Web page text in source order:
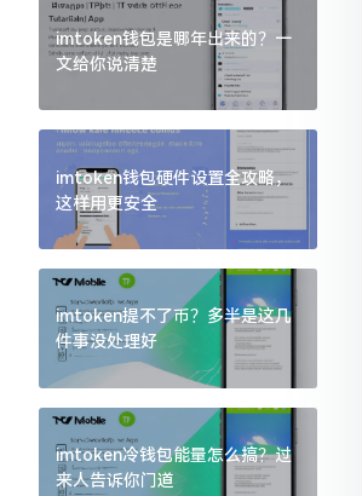
imtoken钱包是哪年出来的？一
文给你说清楚
imtoken钱包硬件设置全攻略，
这样用更安全
imtoken提不了币？多半是这几
件事没处理好
imtoken冷钱包能量怎么搞？过
来人告诉你门道